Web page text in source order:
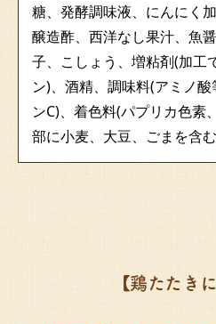
糖、発酵調味液、にんにく
醸造酢、西洋なし果汁、魚
子、こしょう、増粘剤(加工
ン)、酒精、調味料(アミノ
ンC)、着色料(パプリカ色素
部に小麦、大豆、ごまを含
【鶏たたき